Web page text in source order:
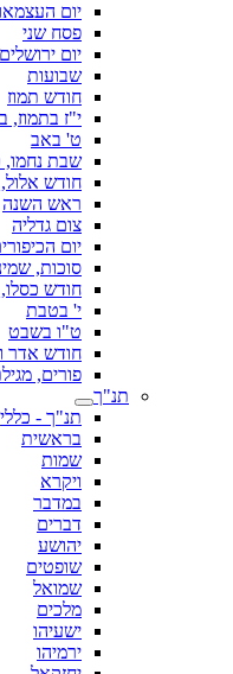
יום
פסח שני
יום ירושלים
שבועות
חודש תמוז
י"ז בתמוז,
ט' באב
שבת נחמו,
חודש אלול,
ראש השנה
צום גדליה
יום
סוכות,
חודש
י' בטבת
ט"ו בשבט
חודש אדר
פורים,
תנ"ך
תנ"ך -
בראשית
שמות
ויקרא
במדבר
דברים
יהושע
שופטים
שמואל
מלכים
ישעיהו
ירמיהו